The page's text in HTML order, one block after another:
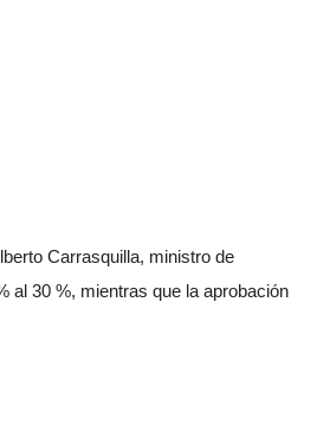
Carrasquilla, ministro de
al 30 %, mientras que la aprobación